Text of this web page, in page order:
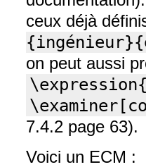
ceux déjà
on peut aussi
7.4.2 page 63).
Voici un ECM :